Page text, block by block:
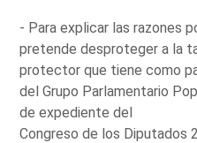
- Para explicar las razones
pretende desproteger a la
protector que tiene como
del Grupo Parlamentario
de expediente del
Congreso de los Diputados